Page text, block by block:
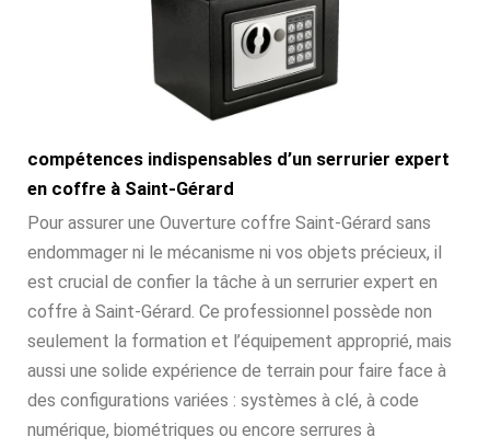
compétences indispensables d’un serrurier expert
en coffre à Saint-Gérard
Pour assurer une Ouverture coffre Saint-Gérard sans
endommager ni le mécanisme ni vos objets précieux, il
est crucial de confier la tâche à un serrurier expert en
coffre à Saint-Gérard. Ce professionnel possède non
seulement la formation et l’équipement approprié, mais
aussi une solide expérience de terrain pour faire face à
des configurations variées : systèmes à clé, à code
numérique, biométriques ou encore serrures à